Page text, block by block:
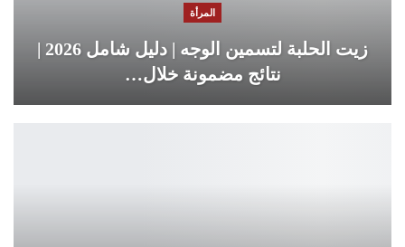
المرأة
زيت الحلبة لتسمين الوجه | دليل شامل 2026 |
نتائج مضمونة خلال…